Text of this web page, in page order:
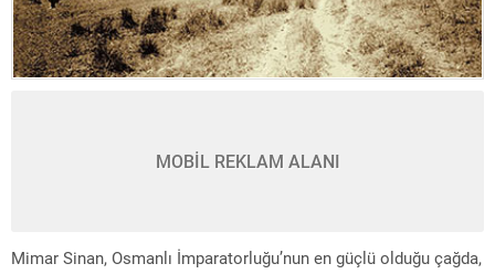
MOBİL REKLAM ALANI
Mimar Sinan, Osmanlı İmparatorluğu’nun en güçlü olduğu çağda,